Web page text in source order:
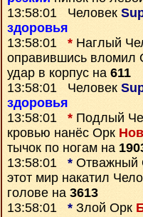
13:58:01 Человек
здоровья
13:58:01 * Наглый
оправившись вломил
удар в корпус на 611
13:58:01 Человек
здоровья
13:58:01 * Подлый
кровью нанёс Орк
тычок по ногам на
13:58:01 * Отважный
этот мир накатил
голове на 3613
13:58:01 * Злой Орк